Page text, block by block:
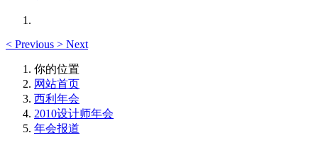
< Previous > Next
你的位置
网站首页
西利年会
2010设计师年会
年会报道